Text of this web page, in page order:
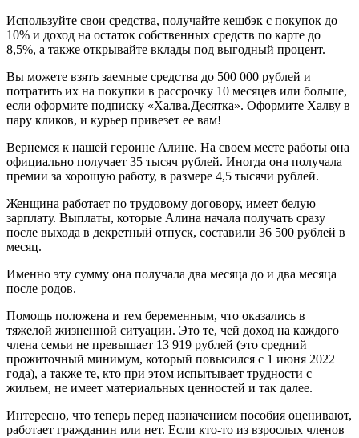
Используйте свои средства, получайте кешбэк с покупок до
10% и доход на остаток собственных средств по карте до
8,5%, а также открывайте вклады под выгодный процент.
Вы можете взять заемные средства до 500 000 рублей и
потратить их на покупки в рассрочку 10 месяцев или больше,
если оформите подписку «Халва.Десятка». Оформите Халву в
пару кликов, и курьер привезет ее вам!
Вернемся к нашей героине Алине. На своем месте работы она
официально получает 35 тысяч рублей. Иногда она получала
премии за хорошую работу, в размере 4,5 тысячи рублей.
Женщина работает по трудовому договору, имеет белую
зарплату. Выплаты, которые Алина начала получать сразу
после выхода в декретный отпуск, составили 36 500 рублей в
месяц.
Именно эту сумму она получала два месяца до и два месяца
после родов.
Помощь положена и тем беременным, что оказались в
тяжелой жизненной ситуации. Это те, чей доход на каждого
члена семьи не превышает 13 919 рублей (это средний
прожиточный минимум, который повысился с 1 июня 2022
года), а также те, кто при этом испытывает трудности с
жильем, не имеет материальных ценностей и так далее.
Интересно, что теперь перед назначением пособия оценивают,
работает гражданин или нет. Если кто-то из взрослых членов